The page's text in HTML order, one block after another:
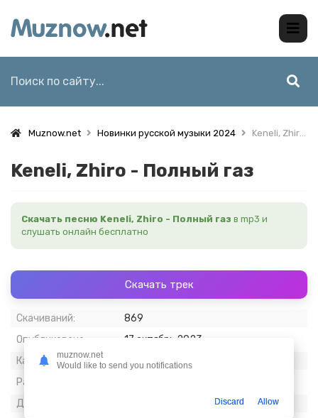
Muznow.net Новинки русской музыки 2024 Keneli, Zhiro - Полный газ
Keneli, Zhiro - Полный газ
Скачать песню Keneli, Zhiro - Полный газ в mp3 и
слушать онлайн бесплатно
Скачать трек
Скачиваний:
869
Опубликовано:
17 октябрь 2023
Качество:
320 kbps, Stereo
Размер:
Длительность:
muznow.net
Would like to send you notifications
Discard Allow